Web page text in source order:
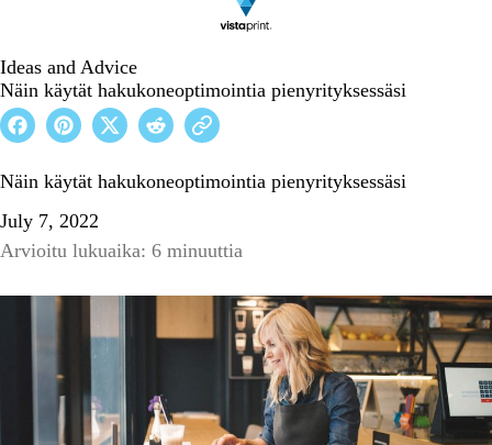
Ideas and Advice
Näin käytät hakukoneoptimointia pienyrityksessäsi
Näin käytät hakukoneoptimointia pienyrityksessäsi
July 7, 2022
Arvioitu lukuaika: 6 minuuttia